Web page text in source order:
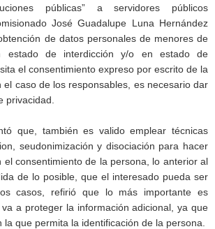
públicas” a servidores públicos
José Guadalupe Luna Hernández
de datos personales de menores de
estado de interdicción y/o en estado de
el consentimiento expreso por escrito de la
el caso de los responsables, es necesario dar
privacidad.
que, también es valido emplear técnicas
seudonimización y disociación para hacer
el consentimiento de la persona, lo anterior al
de lo posible, que el interesado pueda ser
casos, refirió que lo más importante es
a proteger la información adicional, ya que
que permita la identificación de la persona.